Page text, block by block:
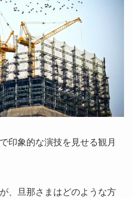
印象的な演技を見せる観月
、旦那さまはどのような方